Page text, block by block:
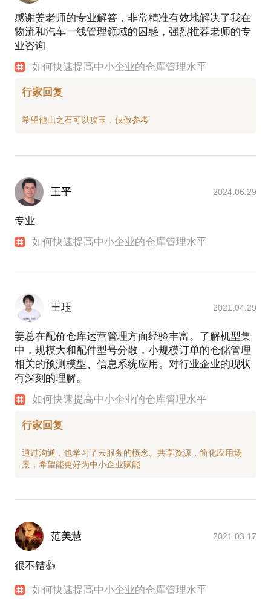
感谢姜老师的专业解答，非常精准有效地解决了我在
物流和汽车一线管理领域的困惑，强烈推荐老师的专
业咨询
如何快速提高中小企业的仓库管理水平
行家回复
王平 2024.06.29
专业
如何快速提高中小企业的仓库管理水平
王珏 2021.04.29
姜总在配价仓库运营管理方面经验丰富。了解机型集
中，规模大和配件型号分散，小规模订单的仓储管理
相关的预测模型、信息系统应用。对行业企业的现状
有深刻的理解。
如何快速提高中小企业的仓库管理水平
行家回复
通过沟通，也学习了云服务的概念。共享资源，简化应用场
范美慧 2021.03.17
很不错👍
如何快速提高中小企业的仓库管理水平